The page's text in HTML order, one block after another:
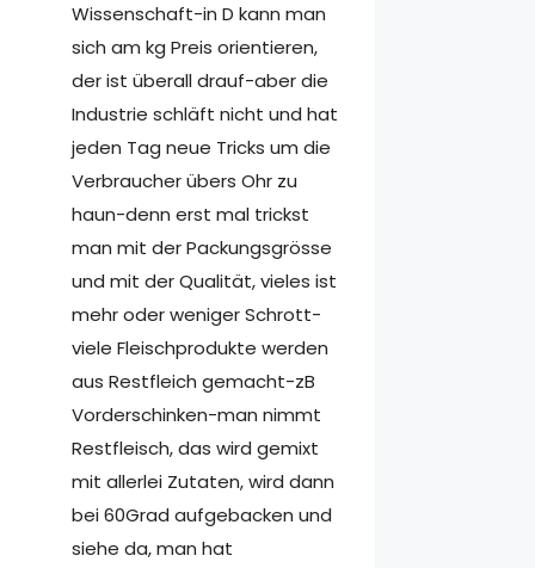
Wissenschaft-in D kann man
sich am kg Preis orientieren,
der ist überall drauf-aber die
Industrie schläft nicht und hat
jeden Tag neue Tricks um die
Verbraucher übers Ohr zu
haun-denn erst mal trickst
man mit der Packungsgrösse
und mit der Qualität, vieles ist
mehr oder weniger Schrott-
viele Fleischprodukte werden
aus Restfleich gemacht-zB
Vorderschinken-man nimmt
Restfleisch, das wird gemixt
mit allerlei Zutaten, wird dann
bei 60Grad aufgebacken und
siehe da, man hat